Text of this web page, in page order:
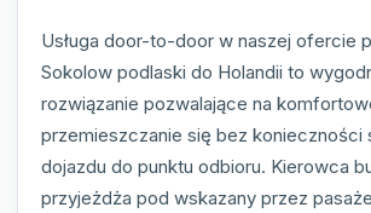
Usługa door-to-door w naszej ofercie
Sokolow podlaski do Holandii to
rozwiązanie pozwalające na
przemieszczanie się bez konieczności
dojazdu do punktu odbioru. Kierowca
przyjeżdża pod wskazany przez